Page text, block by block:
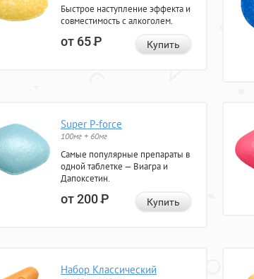
Быстрое наступление эффекта и
совместимость с алкоголем.
от 65Р Купить
Super P-force
100мг + 60мг
Самые популярные препараты в
одной таблетке — Виагра и
Дапоксетин.
от 200Р Купить
Набор Классический